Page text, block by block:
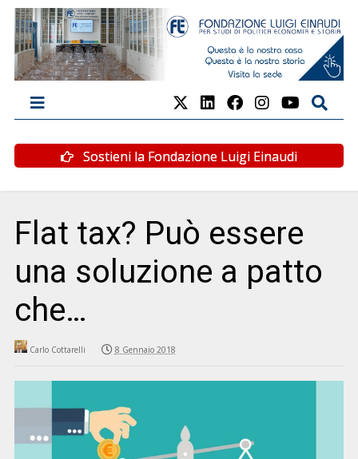
Sostieni la Fondazione Luigi Einaudi
Flat tax? Può essere
una soluzione a patto
che…
Carlo Cottarelli 8 Gennaio 2018